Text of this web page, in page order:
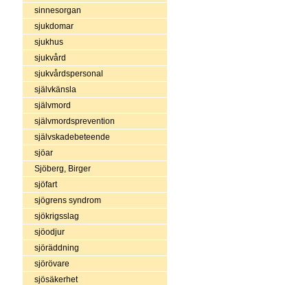
sinnesorgan
sjukdomar
sjukhus
sjukvård
sjukvårdspersonal
självkänsla
självmord
självmordsprevention
självskadebeteende
sjöar
Sjöberg, Birger
sjöfart
sjögrens syndrom
sjökrigsslag
sjöodjur
sjöräddning
sjörövare
sjösäkerhet